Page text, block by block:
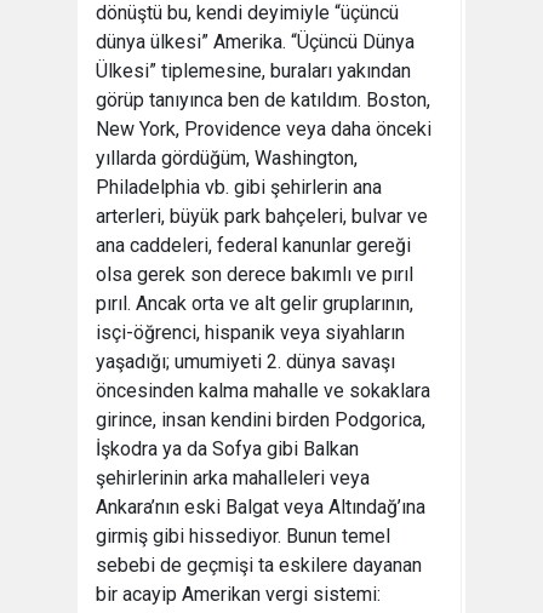
dönüştü bu, kendi deyimiyle “üçüncü
dünya ülkesi” Amerika. “Üçüncü Dünya
Ülkesi” tiplemesine, buraları yakından
görüp tanıyınca ben de katıldım. Boston,
New York, Providence veya daha önceki
yıllarda gördüğüm, Washington,
Philadelphia vb. gibi şehirlerin ana
arterleri, büyük park bahçeleri, bulvar ve
ana caddeleri, federal kanunlar gereği
olsa gerek son derece bakımlı ve pırıl
pırıl. Ancak orta ve alt gelir gruplarının,
isçi-öğrenci, hispanik veya siyahların
yaşadığı; umumiyeti 2. dünya savaşı
öncesinden kalma mahalle ve sokaklara
girince, insan kendini birden Podgorica,
İşkodra ya da Sofya gibi Balkan
şehirlerinin arka mahalleleri veya
Ankara’nın eski Balgat veya Altındağ’ına
girmiş gibi hissediyor. Bunun temel
sebebi de geçmişi ta eskilere dayanan
bir acayip Amerikan vergi sistemi: